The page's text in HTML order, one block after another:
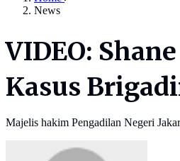
News
VIDEO:
Kasus
Majelis hakim Pengadilan Negeri